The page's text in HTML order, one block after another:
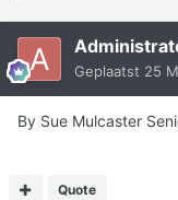
Geplaatst 25
By Sue Mulcaster
Quote